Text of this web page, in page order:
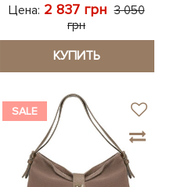
Цена: 2 837 грн 3 050
грн
КУПИТЬ
SALE